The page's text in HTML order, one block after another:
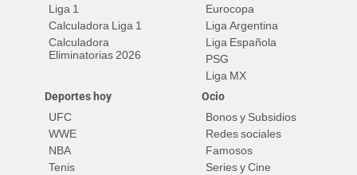
Liga 1
Calculadora Liga 1
Calculadora
Eliminatorias 2026
Eurocopa
Liga Argentina
Liga Española
PSG
Liga MX
Deportes hoy
UFC
WWE
NBA
Tenis
Ocio
Bonos y Subsidios
Redes sociales
Famosos
Series y Cine